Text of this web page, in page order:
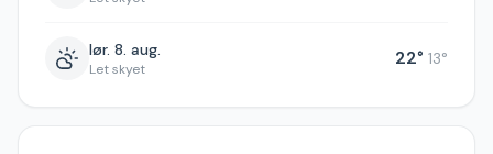
lør. 8. aug.
Let skyet 22° 13°